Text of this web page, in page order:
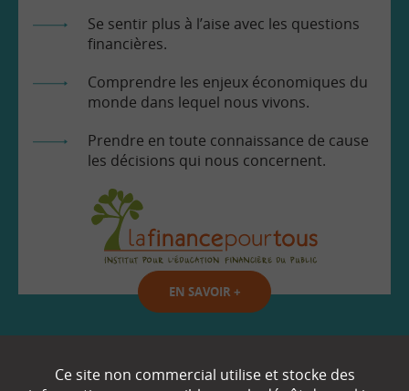
Se sentir plus à l’aise avec les questions
financières.
Comprendre les enjeux économiques du
monde dans lequel nous vivons.
Prendre en toute connaissance de cause
les décisions qui nous concernent.
EN SAVOIR +
Ce site non commercial utilise et stocke des